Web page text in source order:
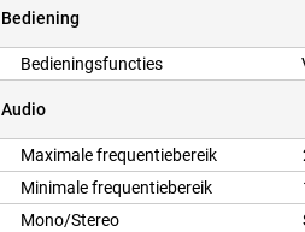
Bediening
Bedieningsfuncties
Audio
Maximale frequentiebereik
Minimale frequentiebereik
Mono/Stereo